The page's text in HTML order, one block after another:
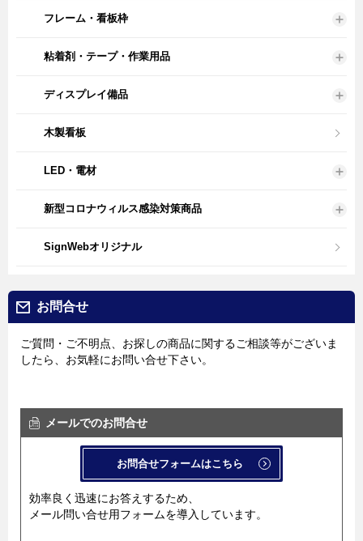
フレーム・看板枠
粘着剤・テープ・作業用品
ディスプレイ備品
木製看板
LED・電材
新型コロナウィルス感染対策商品
SignWebオリジナル
お問合せ
ご質問・ご不明点、お探しの商品に関するご相談等がございま
したら、お気軽にお問い合せ下さい。
メールでのお問合せ
お問合せフォームはこちら
効率良く迅速にお答えするため、
メール問い合せ用フォームを導入しています。